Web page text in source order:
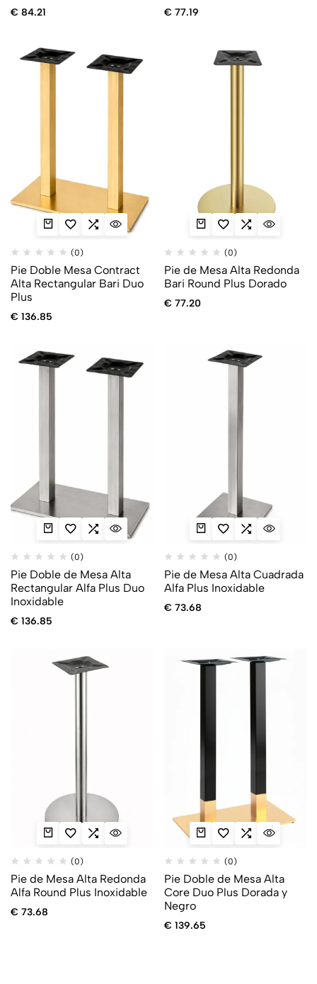
€ 84.21 € 77.19
(0)
Pie Doble Mesa Contract
Alta Rectangular Bari Duo
Plus
€ 136.85
(0)
Pie de Mesa Alta Redonda
Bari Round Plus Dorado
€ 77.20
(0)
Pie Doble de Mesa Alta
Rectangular Alfa Plus Duo
Inoxidable
€ 136.85
(0)
Pie de Mesa Alta Cuadrada
Alfa Plus Inoxidable
€ 73.68
(0)
Pie de Mesa Alta Redonda
Alfa Round Plus Inoxidable
€ 73.68
(0)
Pie Doble de Mesa Alta
Core Duo Plus Dorada y
Negro
€ 139.65